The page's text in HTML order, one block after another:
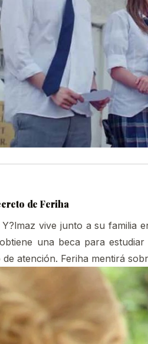
de Feriha
Y?lmaz vive junto a su familia
una beca para
atención. Feriha mentirá